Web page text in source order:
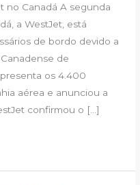
no Canadá A segunda
a WestJet, está
de bordo devido a
de
os 4.400
aérea e anunciou a
confirmou o […]